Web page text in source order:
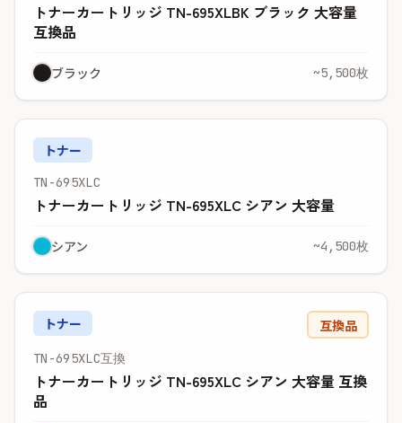
トナーカートリッジ TN-695XLBK ブラック 大容量
互換品
ブラック ~5,500枚
トナー
TN-695XLC
トナーカートリッジ TN-695XLC シアン 大容量
シアン ~4,500枚
トナー 互換品
TN-695XLC互換
トナーカートリッジ TN-695XLC シアン 大容量 互換
品